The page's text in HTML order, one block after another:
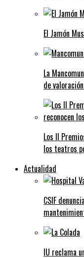
El Jamón
La
de
Los II
los teatros
Actualidad
CSIF
IU reclama